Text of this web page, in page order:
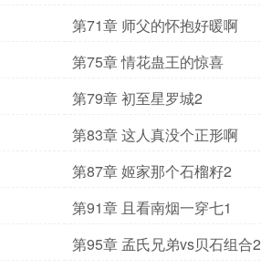
第71章 师父的怀抱好暖啊
第75章 情花蛊王的惊喜
第79章 初至星罗城2
第83章 这人真没个正形啊
第87章 姬家那个石榴籽2
第91章 且看南烟一穿七1
第95章 孟氏兄弟vs贝石组合2